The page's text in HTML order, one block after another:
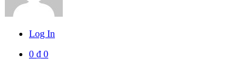
Log In
0 ₫ 0